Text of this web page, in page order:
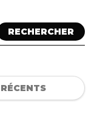
RECHERCHER
RÉCENTS